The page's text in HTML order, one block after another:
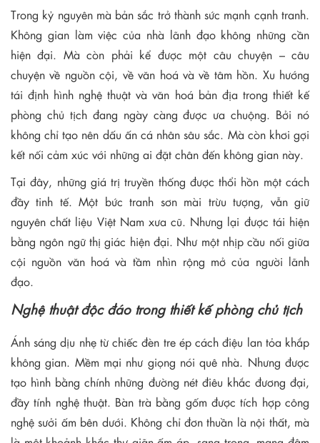
Trong kỷ nguyên mà bản sắc trở thành sức mạnh cạnh tranh.
Không gian làm việc của nhà lãnh đạo không những cần
hiện đại. Mà còn phải kể được một câu chuyện – câu
chuyện về nguồn cội, về văn hoá và về tâm hồn. Xu hướng
tái định hình nghệ thuật và văn hoá bản địa trong thiết kế
phòng chủ tịch đang ngày càng được ưa chuộng. Bởi nó
không chỉ tạo nên dấu ấn cá nhân sâu sắc. Mà còn khơi gợi
kết nối cảm xúc với những ai đặt chân đến không gian này.
Tại đây, những giá trị truyền thống được thổi hồn một cách
đầy tinh tế. Một bức tranh sơn mài trừu tượng, vẫn giữ
nguyên chất liệu Việt Nam xưa cũ. Nhưng lại được tái hiện
bằng ngôn ngữ thị giác hiện đại. Như một nhịp cầu nối giữa
cội nguồn văn hoá và tầm nhìn rộng mở của người lãnh
đạo.
Nghệ thuật độc đáo trong thiết kế phòng chủ tịch
Ánh sáng dịu nhẹ từ chiếc đèn tre ép cách điệu lan tỏa khắp
không gian. Mềm mại như giọng nói quê nhà. Nhưng được
tạo hình bằng chính những đường nét điêu khắc đương đại,
đầy tính nghệ thuật. Bàn trà bằng gốm được tích hợp công
nghệ sưởi ấm bên dưới. Không chỉ đơn thuần là nội thất, mà